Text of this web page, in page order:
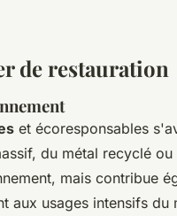
de restauration
et écoresponsables
du métal recyclé
mais contribue
aux usages intensifs du